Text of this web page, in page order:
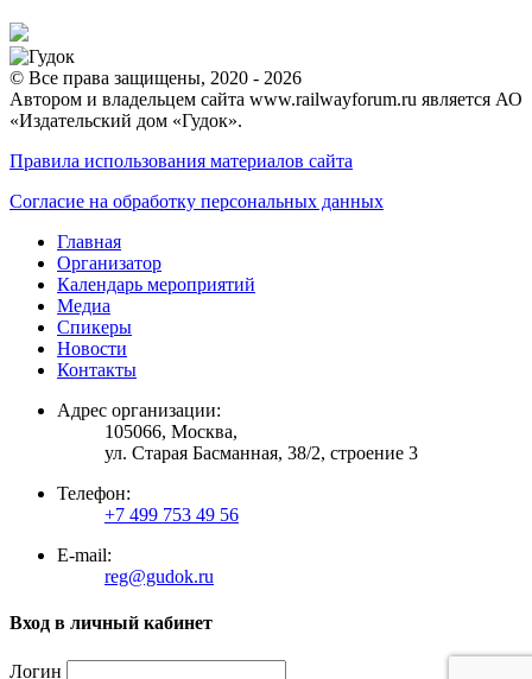
© Все права защищены, 2020 - 2026
Автором и владельцем сайта www.railwayforum.ru является АО
«Издательский дом «Гудок».
Правила использования материалов сайта
Согласие на обработку персональных данных
Главная
Организатор
Календарь мероприятий
Медиа
Спикеры
Новости
Контакты
Адрес организации:
105066, Москва,
ул. Старая Басманная, 38/2, строение 3
Телефон:
+7 499 753 49 56
E-mail:
reg@gudok.ru
Вход в личный кабинет
Логин